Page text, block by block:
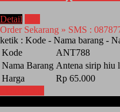
Detail
Order Sekarang » SMS :
ketik : Kode - Nama barang -
Kode
ANT788
Nama Barang Antena sirip hiu
Harga
Rp 65.000